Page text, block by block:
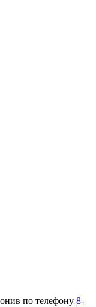
по телефону 8-